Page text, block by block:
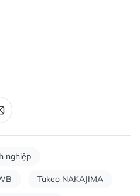
nghiệp
Takeo NAKAJIMA